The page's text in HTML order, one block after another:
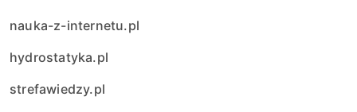
nauka-z-internetu.pl
hydrostatyka.pl
strefawiedzy.pl